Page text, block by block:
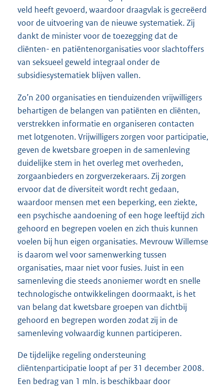
veld heeft gevoerd, waardoor draagvlak is gecreëerd
voor de uitvoering van de nieuwe systematiek. Zij
dankt de minister voor de toezegging dat de
cliënten- en patiëntenorganisaties voor slachtoffers
van seksueel geweld integraal onder de
subsidiesystematiek blijven vallen.
Zo’n 200 organisaties en tienduizenden vrijwilligers
behartigen de belangen van patiënten en cliënten,
verstrekken informatie en organiseren contacten
met lotgenoten. Vrijwilligers zorgen voor participatie,
geven de kwetsbare groepen in de samenleving
duidelijke stem in het overleg met overheden,
zorgaanbieders en zorgverzekeraars. Zij zorgen
ervoor dat de diversiteit wordt recht gedaan,
waardoor mensen met een beperking, een ziekte,
een psychische aandoening of een hoge leeftijd zich
gehoord en begrepen voelen en zich thuis kunnen
voelen bij hun eigen organisaties. Mevrouw Willemse
is daarom wel voor samenwerking tussen
organisaties, maar niet voor fusies. Juist in een
samenleving die steeds anoniemer wordt en snelle
technologische ontwikkelingen doormaakt, is het
van belang dat kwetsbare groepen van dichtbij
gehoord en begrepen worden zodat zij in de
samenleving volwaardig kunnen participeren.
De tijdelijke regeling ondersteuning
cliëntenparticipatie loopt af per 31 december 2008.
Een bedrag van 1 mln. is beschikbaar door